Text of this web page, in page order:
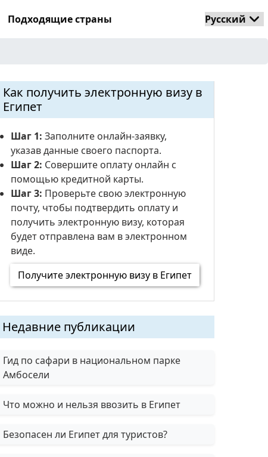
Подходящие страны
Как получить электронную визу в
Египет
Шаг 1: Заполните онлайн-заявку,
указав данные своего паспорта.
Шаг 2: Совершите оплату онлайн с
помощью кредитной карты.
Шаг 3: Проверьте свою электронную
почту, чтобы подтвердить оплату и
получить электронную визу, которая
будет отправлена ​​вам в электронном
виде.
Получите электронную визу в Египет
Недавние публикации
Гид по сафари в национальном парке
Амбосели
Что можно и нельзя ввозить в Египет
Безопасен ли Египет для туристов?